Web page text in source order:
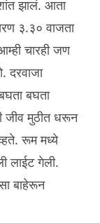
झालं. आता
३.३० वाजता
चारही जण
दरवाजा
बघता
जीव मुठीत धरून
रूम मध्ये
लाईट गेली.
बाहेरून